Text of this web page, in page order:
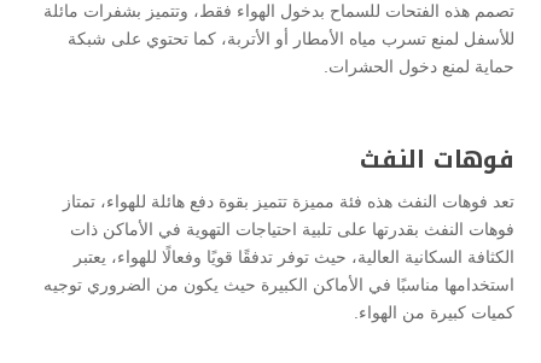
تصمم هذه الفتحات للسماح بدخول الهواء فقط، وتتميز بشفرات مائلة
للأسفل لمنع تسرب مياه الأمطار أو الأتربة، كما تحتوي على شبكة
حماية لمنع دخول الحشرات.
فوهات النفث
تعد فوهات النفث هذه فئة مميزة تتميز بقوة دفع هائلة للهواء، تمتاز
فوهات النفث بقدرتها على تلبية احتياجات التهوية في الأماكن ذات
الكثافة السكانية العالية، حيث توفر تدفقًا قويًا وفعالًا للهواء، يعتبر
استخدامها مناسبًا في الأماكن الكبيرة حيث يكون من الضروري توجيه
كميات كبيرة من الهواء.